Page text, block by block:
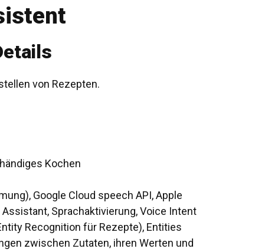
von Rezepten.
Kochen
Google Cloud speech API, Apple
Sprachaktivierung, Voice Intent
Recognition für Rezepte), Entities
zwischen Zutaten, ihren Werten und